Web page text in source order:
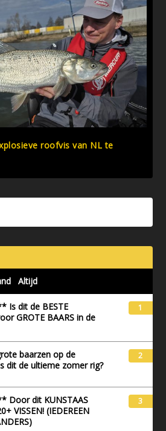
roofvis van NL te
Altijd
Is dit de BESTE
GROTE BAARS in de
1
baarzen op de
dit de ultieme zomer rig?
2
Door dit KUNSTAAS
VISSEN! (IEDEREEN
3